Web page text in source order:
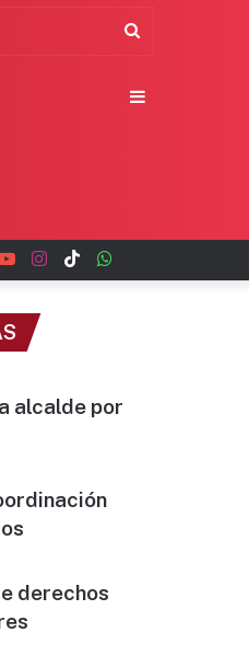
TikTok
Instagram
YouTube
alcalde por
derechos